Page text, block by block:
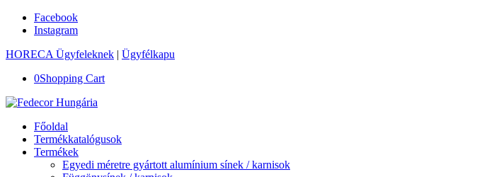
Facebook
Instagram
HORECA Ügyfeleknek | Ügyfélkapu
0Shopping Cart
Főoldal
Termékkatalógusok
Termékek
Egyedi méretre gyártott alumínium sínek / karnisok